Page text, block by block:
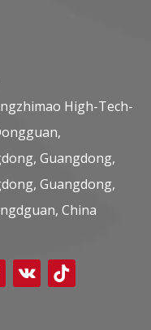
High-Tech-
Guangdong,
Guangdong,
China